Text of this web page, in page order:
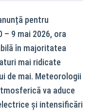
pentru
– 9 mai 2026, ora
în majoritatea
mai ridicate
de mai. Meteorologii
va aduce
și intensificări